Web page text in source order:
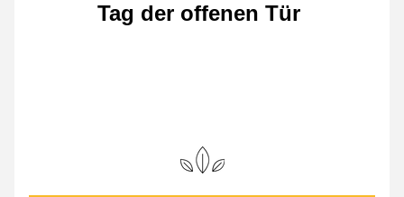
Tag der offenen Tür